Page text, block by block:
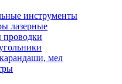
инструменты
лазерные
проводки
мел